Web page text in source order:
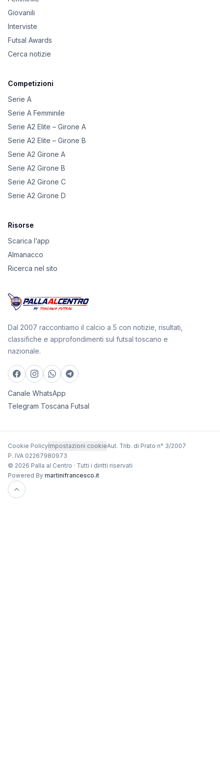
Giovanili
Interviste
Futsal Awards
Cerca notizie
Competizioni
Serie A
Serie A Femminile
Serie A2 Elite – Girone A
Serie A2 Elite – Girone B
Serie A2 Girone A
Serie A2 Girone B
Serie A2 Girone C
Serie A2 Girone D
Risorse
Scarica l’app
Almanacco
Ricerca nel sito
Dal 2007 raccontiamo il calcio a 5 con notizie, risultati,
classifiche e approfondimenti sul futsal toscano e
nazionale.
Canale WhatsApp
Telegram Toscana Futsal
Cookie PolicyImpostazioni cookieAut. Trib. di Prato n° 3/2007
P. IVA 02267980973
© 2026 Palla al Centro · Tutti i diritti riservati
Powered By martinifrancesco.it